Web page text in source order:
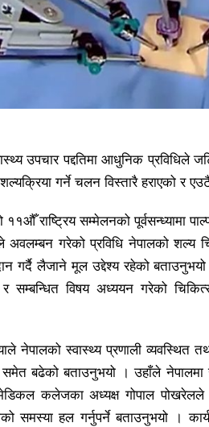
उपचार पद्दतिमा आधुनिक प्रविधिले
शल्यक्रिया गर्ने चलन विस्तारै हराएको र
राष्ट्रिय सम्मेलनको पूर्वसन्ध्यामा
गरेको प्रविधि नेपालको शल्य
गर्दै लैजाने मूल उद्देश्य रहेको
र सम्बन्धित विषय अध्ययन गरेको
नेपालको स्वास्थ्य प्रणाली व्यवस्थित
समेत बढेको बताउनुभयो । उहाँले
कलेजका अध्यक्ष गोपाल पोखरेलले
समस्या हल गर्नुपर्ने बताउनुभयो ।